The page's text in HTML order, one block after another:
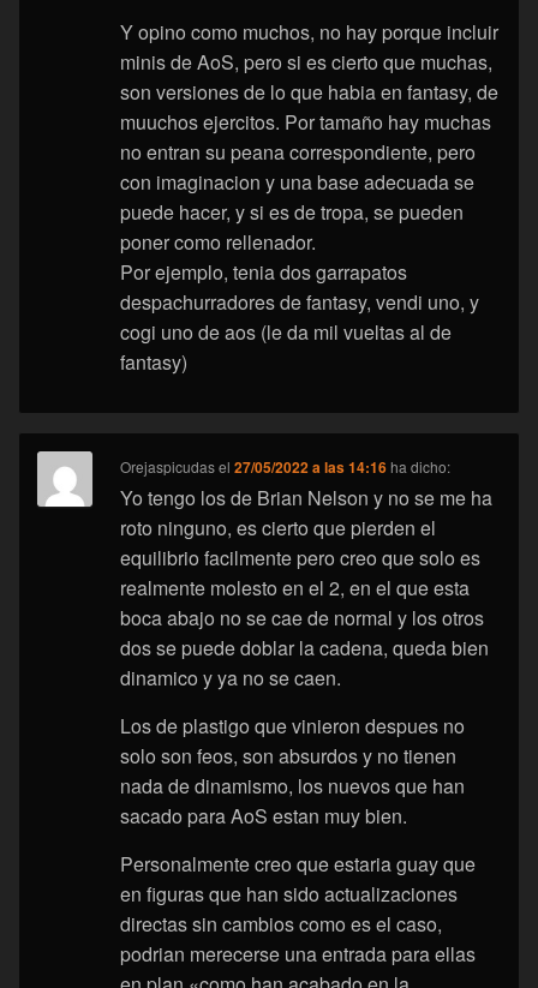
Y opino como muchos, no hay porque incluir
minis de AoS, pero si es cierto que muchas,
son versiones de lo que habia en fantasy, de
muuchos ejercitos. Por tamaño hay muchas
no entran su peana correspondiente, pero
con imaginacion y una base adecuada se
puede hacer, y si es de tropa, se pueden
poner como rellenador.
Por ejemplo, tenia dos garrapatos
despachurradores de fantasy, vendi uno, y
cogi uno de aos (le da mil vueltas al de
fantasy)
Orejaspicudasel27/05/2022 a las 14:16 ha dicho:
Yo tengo los de Brian Nelson y no se me ha
roto ninguno, es cierto que pierden el
equilibrio facilmente pero creo que solo es
realmente molesto en el 2, en el que esta
boca abajo no se cae de normal y los otros
dos se puede doblar la cadena, queda bien
dinamico y ya no se caen.
Los de plastigo que vinieron despues no
solo son feos, son absurdos y no tienen
nada de dinamismo, los nuevos que han
sacado para AoS estan muy bien.
Personalmente creo que estaria guay que
en figuras que han sido actualizaciones
directas sin cambios como es el caso,
podrian merecerse una entrada para ellas